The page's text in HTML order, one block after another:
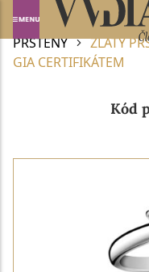
Domů
PRSTENY
ZLATÝ
GIA CERTIFIKÁTEM
Kód